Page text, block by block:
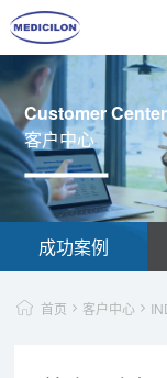
Customer Center
客户中心
成功案例
首页 客户中心